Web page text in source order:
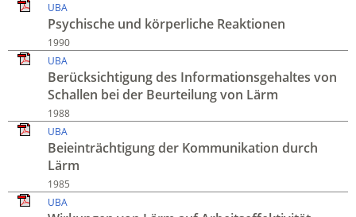
UBA
Psychische und kör­perliche Reaktionen
1990
UBA
Berück­sichtigung des Informations­gehaltes von
Schallen bei der Beur­teilung von Lärm
1988
UBA
Beieinträch­tigung der Kommuni­kation durch
Lärm
1985
UBA